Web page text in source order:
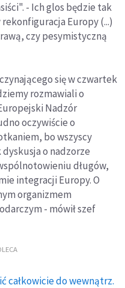
- Ich glos będzie tak
Europy (...)
czy pesymistyczną
się w czwartek
rozmawiali o
Nadzór
oczywiście o
bo wszyscy
o nadzorze
długów,
integracji Europy. O
organizmem
- mówił szef
całkowicie do wewnątrz.